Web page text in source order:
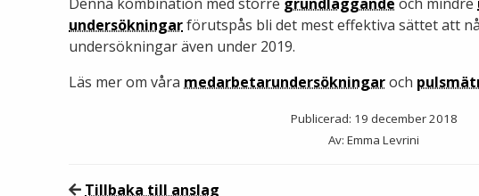
undersökningarförutspås bli det mest effektiva sättet att
undersökningar även under 2019.
Läs mer om våra medarbetarundersökningaroch
Publicerad: 19 december 2018
Av: Emma Levrini
Tillbaka till anslag